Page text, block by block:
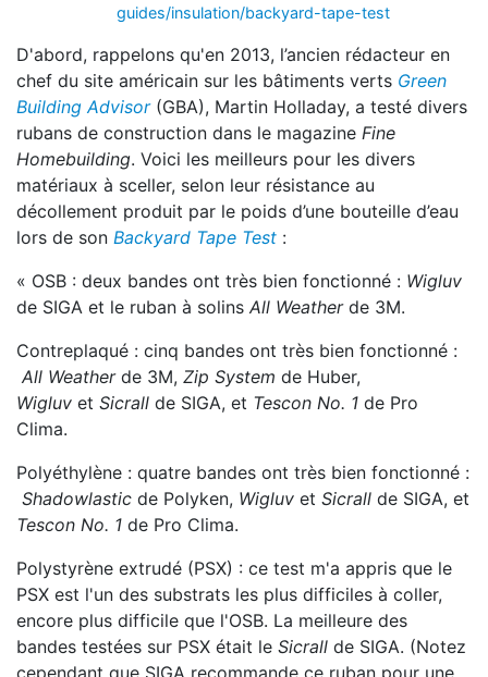
guides/insulation/backyard-tape-test
D'abord, rappelons qu'en 2013, l’ancien rédacteur en
chef du site américain sur les bâtiments verts Green
Building Advisor(GBA), Martin Holladay, a testé divers
rubans de construction dans le magazine Fine
Homebuilding. Voici les meilleurs pour les divers
matériaux à sceller, selon leur résistance au
décollement produit par le poids d’une bouteille d’eau
lors de son Backyard Tape Test :
« OSB : deux bandes ont très bien fonctionné : Wigluv
de SIGA et le ruban à solins All Weatherde 3M.
Contreplaqué : cinq bandes ont très bien fonctionné :
All Weatherde 3M, Zip System de Huber,
Wigluv et Sicrall de SIGA, et Tescon No. 1 de Pro
Clima.
Polyéthylène : quatre bandes ont très bien fonctionné :
Shadowlastic de Polyken, Wigluv et Sicrall de SIGA, et
Tescon No. 1 de Pro Clima.
Polystyrène extrudé (PSX) : ce test m'a appris que le
PSX est l'un des substrats les plus difficiles à coller,
encore plus difficile que l'OSB. La meilleure des
bandes testées sur PSX était le Sicrall de SIGA. (Notez
cependant que SIGA recommande ce ruban pour une